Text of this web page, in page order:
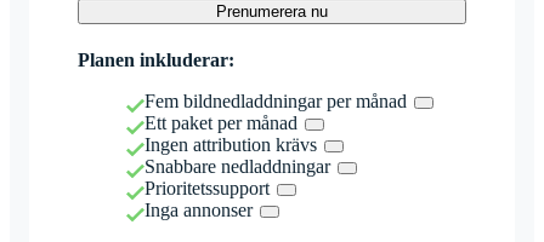
Prenumerera nu
Planen inkluderar:
Fem bildnedladdningar per månad
Ett paket per månad
Ingen attribution krävs
Snabbare nedladdningar
Prioritetssupport
Inga annonser